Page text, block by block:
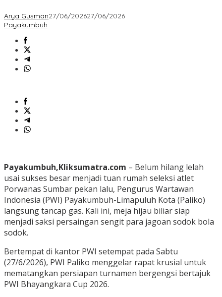
Arya Gusman27/06/202627/06/2026
Payakumbuh
​Payakumbuh,Kliksumatra.com – Belum hilang lelah
usai sukses besar menjadi tuan rumah seleksi atlet
Porwanas Sumbar pekan lalu, Pengurus Wartawan
Indonesia (PWI) Payakumbuh-Limapuluh Kota (Paliko)
langsung tancap gas. Kali ini, meja hijau biliar siap
menjadi saksi persaingan sengit para jagoan sodok bola
sodok.
​Bertempat di kantor PWI setempat pada Sabtu
(27/6/2026), PWI Paliko menggelar rapat krusial untuk
mematangkan persiapan turnamen bergengsi bertajuk
PWI Bhayangkara Cup 2026.